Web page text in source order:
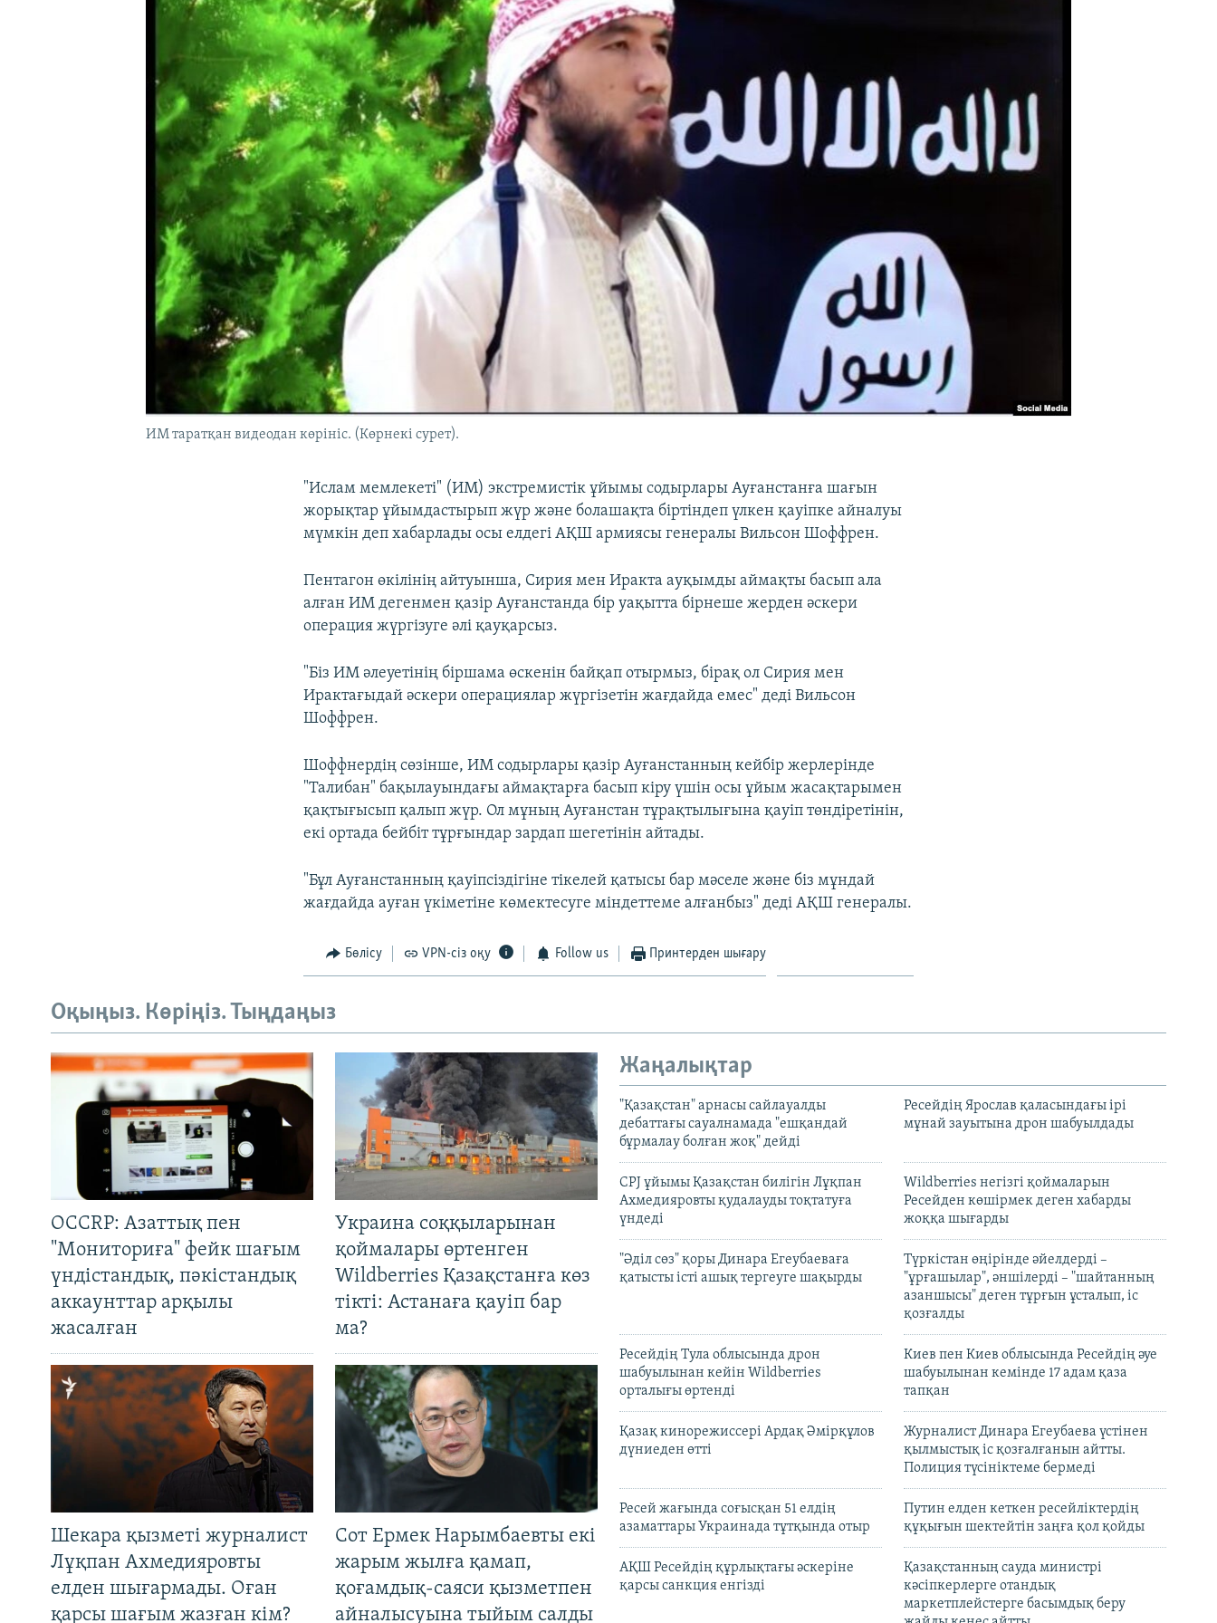
ИМ таратқан видеодан көрініс. (Көрнекі сурет).
"Ислам мемлекеті" (ИМ) экстремистік ұйымы содырлары Ауғанстанға шағын
жорықтар ұйымдастырып жүр және болашақта біртіндеп үлкен қауіпке айналуы
мүмкін деп хабарлады осы елдегі АҚШ армиясы генералы Вильсон Шоффрен.
Пентагон өкілінің айтуынша, Сирия мен Иракта ауқымды аймақты басып ала
алған ИМ дегенмен қазір Ауғанстанда бір уақытта бірнеше жерден әскери
операция жүргізуге әлі қауқарсыз.
"Біз ИМ әлеуетінің біршама өскенін байқап отырмыз, бірақ ол Сирия мен
Ирактағыдай әскери операциялар жүргізетін жағдайда емес" деді Вильсон
Шоффрен.
Шоффнердің сөзінше, ИМ содырлары қазір Ауғанстанның кейбір жерлерінде
"Талибан" бақылауындағы аймақтарға басып кіру үшін осы ұйым жасақтарымен
қақтығысып қалып жүр. Ол мұның Ауғанстан тұрақтылығына қауіп төндіретінін,
екі ортада бейбіт тұрғындар зардап шегетінін айтады.
"Бұл Ауғанстанның қауіпсіздігіне тікелей қатысы бар мәселе және біз мұндай
жағдайда ауған үкіметіне көмектесуге міндеттеме алғанбыз" деді АҚШ генералы.
Бөлісу VPN-сіз оқу Follow us Принтерден шығару
Оқыңыз. Көріңіз. Тыңдаңыз
OCCRP: Азаттық пен
"Мониториға" фейк шағым
үндістандық, пәкістандық
аккаунттар арқылы
жасалған
Украина соққыларынан
қоймалары өртенген
Wildberries Қазақстанға көз
тікті: Астанаға қауіп бар
ма?
Шекара қызметі журналист
Лұқпан Ахмедияровты
елден шығармады. Оған
қарсы шағым жазған кім?
Сот Ермек Нарымбаевты екі
жарым жылға қамап,
қоғамдық-саяси қызметпен
айналысуына тыйым салды
Жаңалықтар
"Қазақстан" арнасы сайлауалды
дебаттағы сауалнамада "ешқандай
бұрмалау болған жоқ" дейді
Ресейдің Ярослав қаласындағы ірі
мұнай зауытына дрон шабуылдады
CPJ ұйымы Қазақстан билігін Лұқпан
Ахмедияровты қудалауды тоқтатуға
үндеді
Wildberries негізгі қоймаларын
Ресейден көшірмек деген хабарды
жоққа шығарды
"Әділ сөз" қоры Динара Егеубаеваға
қатысты істі ашық тергеуге шақырды
Түркістан өңірінде әйелдерді –
"ұрғашылар", әншілерді – "шайтанның
азаншысы" деген тұрғын ұсталып, іс
қозғалды
Ресейдің Тула облысында дрон
шабуылынан кейін Wildberries
орталығы өртенді
Киев пен Киев облысында Ресейдің әуе
шабуылынан кемінде 17 адам қаза
тапқан
Қазақ кинорежиссері Ардақ Әмірқұлов
дүниеден өтті
Журналист Динара Егеубаева үстінен
қылмыстық іс қозғалғанын айтты.
Полиция түсініктеме бермеді
Ресей жағында соғысқан 51 елдің
азаматтары Украинада тұтқында отыр
Путин елден кеткен ресейліктердің
құқығын шектейтін заңға қол қойды
АҚШ Ресейдің құрлықтағы әскеріне
қарсы санкция енгізді
Қазақстанның сауда министрі
кәсіпкерлерге отандық
маркетплейстерге басымдық беру